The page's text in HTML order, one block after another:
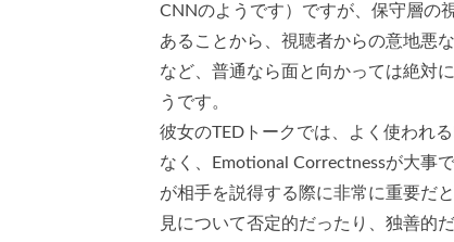
CNNのようです）ですが、保守層の
あることから、視聴者からの意地悪
など、普通なら面と向かっては絶対
うです。
彼女のTEDトークでは、よく使われ
なく、Emotional Correctnessが大事
が相手を説得する際に非常に重要だ
見について否定的だったり、独善的